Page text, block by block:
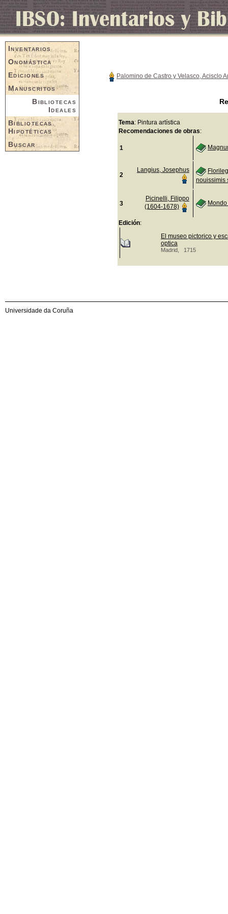
Inventarios
Onomástica
Ediciones
Manuscritos
Bibliotecas
Ideales
Bibliotecas
Hipotéticas
Buscar
Palomino de Castro y Velasco, Acisclo
Tema: Pintura artística
Recomendaciones de obras:
1
2
Langius, Josephus
nouissimis
3
Picinelli, Filippo
(1604-1678)
Edición:
El museo pictorico y
optica
Madrid, 1715
Universidade da Coruña